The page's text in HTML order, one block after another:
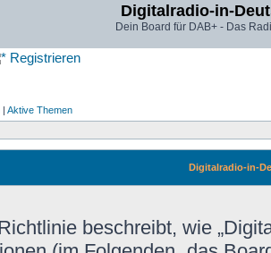
Digitalradio-in-
Dein Board für DAB+ - Das
Registrieren
| Aktive Themen
Digitalradio-in-
beschreibt, wie